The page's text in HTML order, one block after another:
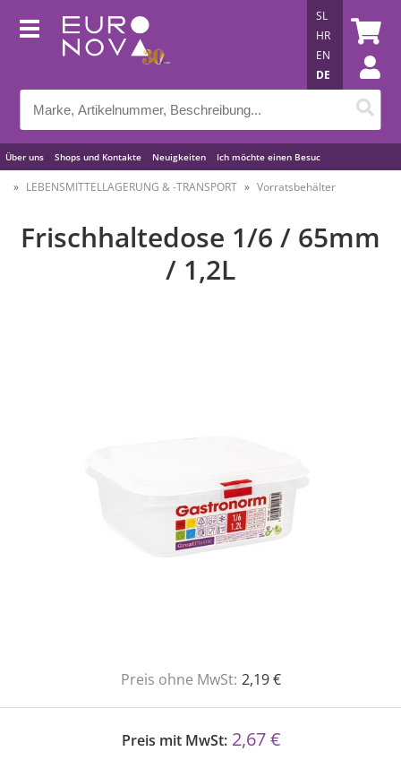
Über uns Shops und Kontakte Neuigkeiten Ich möchte einen Besuc
Nützliche Tipps
SL
HR
EN
DE
LEBENSMITTELLAGERUNG & -TRANSPORT Vorratsbehälter
Frischhaltedose 1/6 / 65mm
/ 1,2L
Preis ohne MwSt: 2,19 €
Preis mit MwSt: 2,67 €